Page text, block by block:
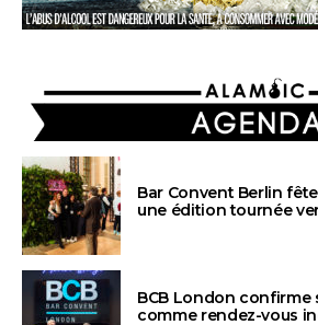
AGENDA
Bar Convent Berlin
une édition tournée
BCB London confirme
comme rendez-vous